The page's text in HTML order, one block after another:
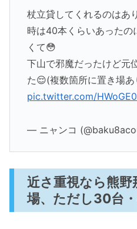
杖立貸してくれるのはあ
時は40本くらいあったの
くて😳
下山で邪魔だったけど元
た😌(複数箇所に置き場あ
pic.twitter.com/
— ニャンコ
近さ重視なら熊野
場、ただし30台